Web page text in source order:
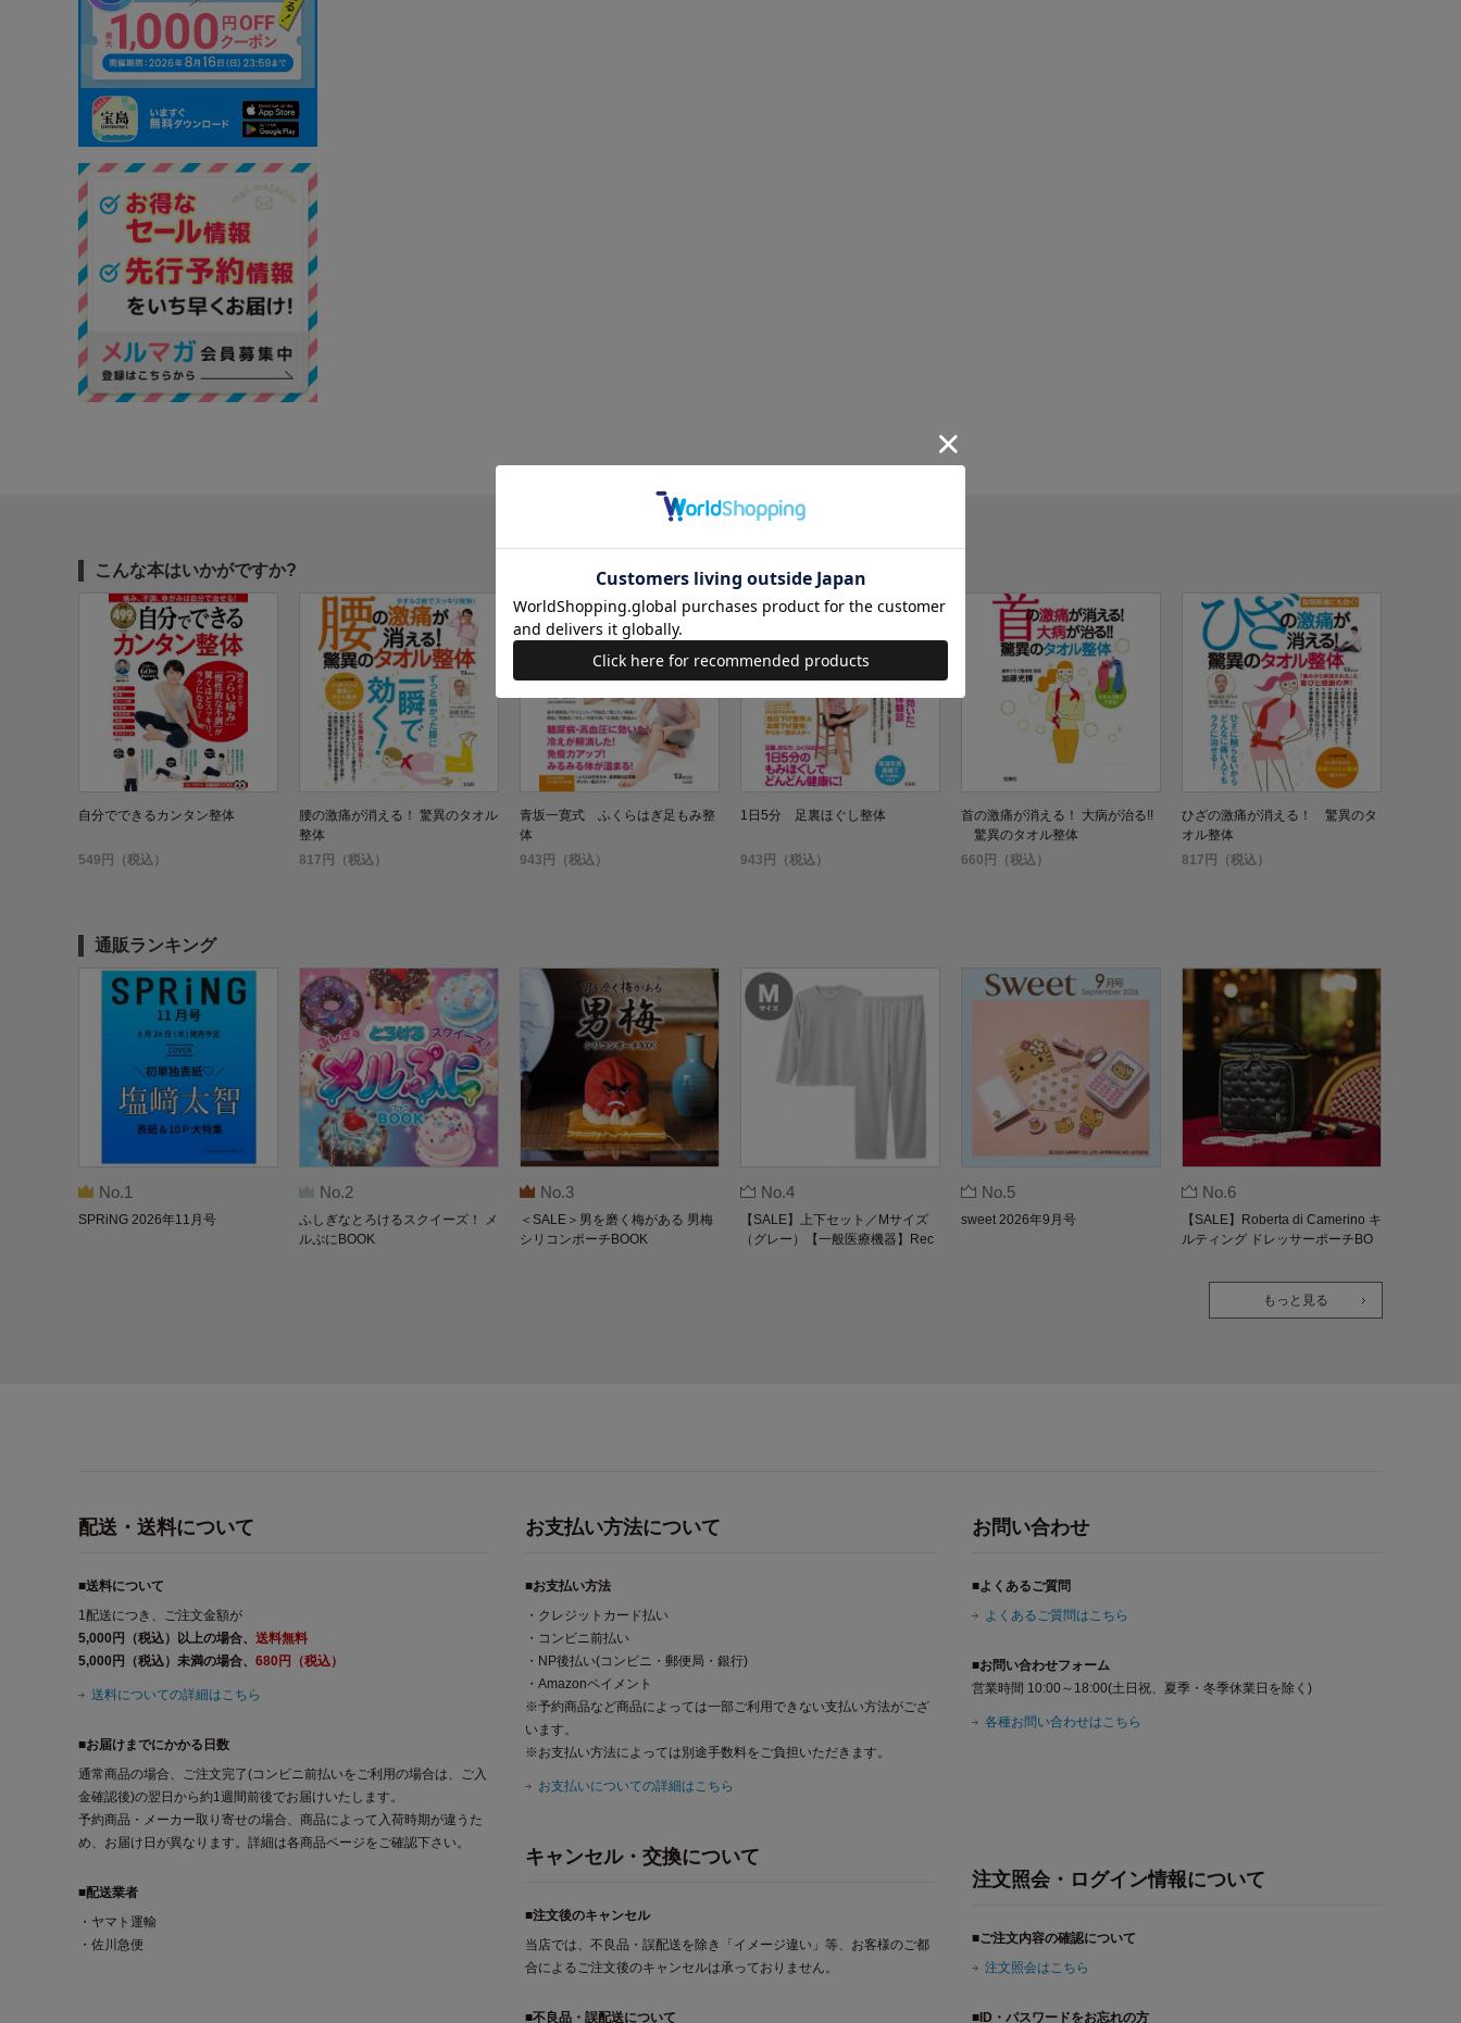
こんな本はいかがですか?
自分でできるカンタン整体
549円（税込）
腰の激痛が消える！ 驚異のタオル
整体
817円（税込）
青坂一寛式 ふくらはぎ足もみ整
体
943円（税込）
1日5分 足裏ほぐし整体
943円（税込）
首の激痛が消える！ 大病が治る!!
驚異のタオル整体
660円（税込）
ひざの激痛が消える！ 驚異のタ
オル整体
817円（税込）
通販ランキング
No.1
SPRiNG 2026年11月号
No.2
ふしぎなとろけるスクイーズ！ メ
ルぷにBOOK
No.3
＜SALE＞男を磨く梅がある 男梅
シリコンポーチBOOK
No.4
【SALE】上下セット／Mサイズ
（グレー）【一般医療機器】Rec
No.5
sweet 2026年9月号
No.6
【SALE】Roberta di Camerino キ
ルティング ドレッサーポーチBO
もっと見る
配送・送料について
■送料について
1配送につき、ご注文金額が
5,000円（税込）以上の場合、 送料無料
5,000円（税込）未満の場合、 680円（税込）
送料についての詳細はこちら
■お届けまでにかかる日数
通常商品の場合、ご注文完了(コンビニ前払いをご利用の場合は、ご入
金確認後)の翌日から約1週間前後でお届けいたします。
予約商品・メーカー取り寄せの場合、商品によって入荷時期が違うた
め、お届け日が異なります。詳細は各商品ページをご確認下さい。
■配送業者
・ヤマト運輸
・佐川急便
お支払い方法について
■お支払い方法
・クレジットカード払い
・コンビニ前払い
・NP後払い(コンビニ・郵便局・銀行)
・Amazonペイメント
※予約商品など商品によっては一部ご利用できない支払い方法がござ
います。
※お支払い方法によっては別途手数料をご負担いただきます。
お支払いについての詳細はこちら
キャンセル・交換について
■注文後のキャンセル
当店では、不良品・誤配送を除き「イメージ違い」等、お客様のご都
合によるご注文後のキャンセルは承っておりません。
■不良品・誤配送について
お問い合わせ
■よくあるご質問
よくあるご質問はこちら
■お問い合わせフォーム
営業時間 10:00～18:00(土日祝、夏季・冬季休業日を除く)
各種お問い合わせはこちら
注文照会・ログイン情報について
■ご注文内容の確認について
注文照会はこちら
■ID・パスワードをお忘れの方